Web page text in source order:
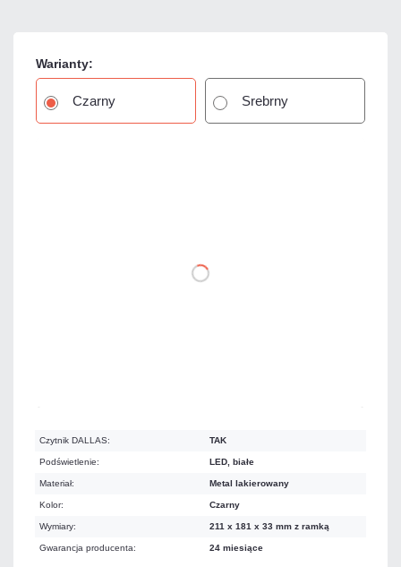
Warianty:
Czarny Srebrny
Czytnik DALLAS: TAK
Podświetlenie: LED, białe
Materiał: Metal lakierowany
Kolor: Czarny
Wymiary: 211 x 181 x 33 mm z ramką
Gwarancja producenta: 24 miesiące